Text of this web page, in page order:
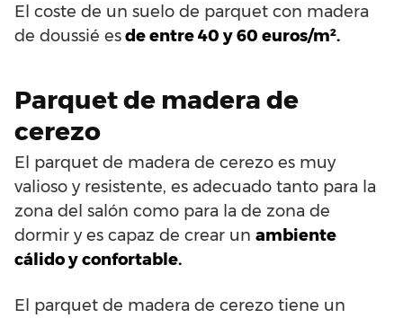
El coste de un suelo de parquet con madera
de doussié esde entre 40 y 60 euros/m².
Parquet de madera de
cerezo
El parquet de madera de cerezo es muy
valioso y resistente, es adecuado tanto para la
zona del salón como para la de zona de
dormir y es capaz de crear un ambiente
cálido y confortable.
El parquet de madera de cerezo tiene un